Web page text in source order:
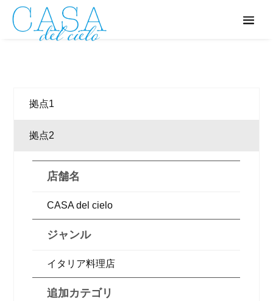
拠点1
拠点2
店舗名
CASA del cielo
ジャンル
イタリア料理店
追加カテゴリ